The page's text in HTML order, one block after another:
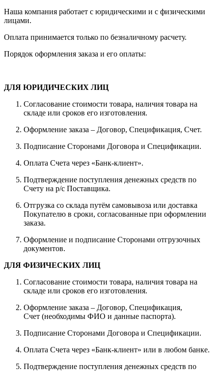
Наша компания работает с юридическими и с физическими
лицами.
Оплата принимается только по безналичному расчету.
Порядок оформления заказа и его оплаты:
ДЛЯ ЮРИДИЧЕСКИХ ЛИЦ
Согласование стоимости товара, наличия товара на
складе или сроков его изготовления.
Оформление заказа – Договор, Спецификация, Счет.
Подписание Сторонами Договора и Спецификации.
Оплата Счета через «Банк-клиент».
Подтверждение поступления денежных средств по
Счету на р/с Поставщика.
Отгрузка со склада путём самовывоза или доставка
Покупателю в сроки, согласованные при оформлении
заказа.
Оформление и подписание Сторонами отгрузочных
документов.
ДЛЯ ФИЗИЧЕСКИХ ЛИЦ
Согласование стоимости товара, наличия товара на
складе или сроков его изготовления.
Оформление заказа – Договор, Спецификация,
Счет (необходимы ФИО и данные паспорта).
Подписание Сторонами Договора и Спецификации.
Оплата Счета через «Банк-клиент» или в любом банке.
Подтверждение поступления денежных средств по